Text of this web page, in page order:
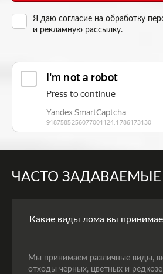
Я даю согласие на обработку
и рекламную рассылку.
ЧАСТО
Какие виды лома вы
Мы принимаем различные виды,
отходы черных, цветных и